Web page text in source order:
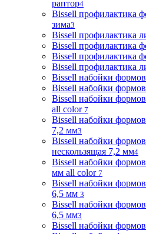
раптор4
Bissell профилактика
зима3
Bissell профилактика
Bissell профилактика
Bissell профилактика
Bissell профилактика
Bissell набойки
Bissell набойки
Bissell набойки
all color 7
Bissell набойки
7,2 мм3
Bissell набойки
нескользящая 7,2 мм4
Bissell набойки
мм all color 7
Bissell набойки
6,5 мм 3
Bissell набойки
6,5 мм3
Bissell набойки